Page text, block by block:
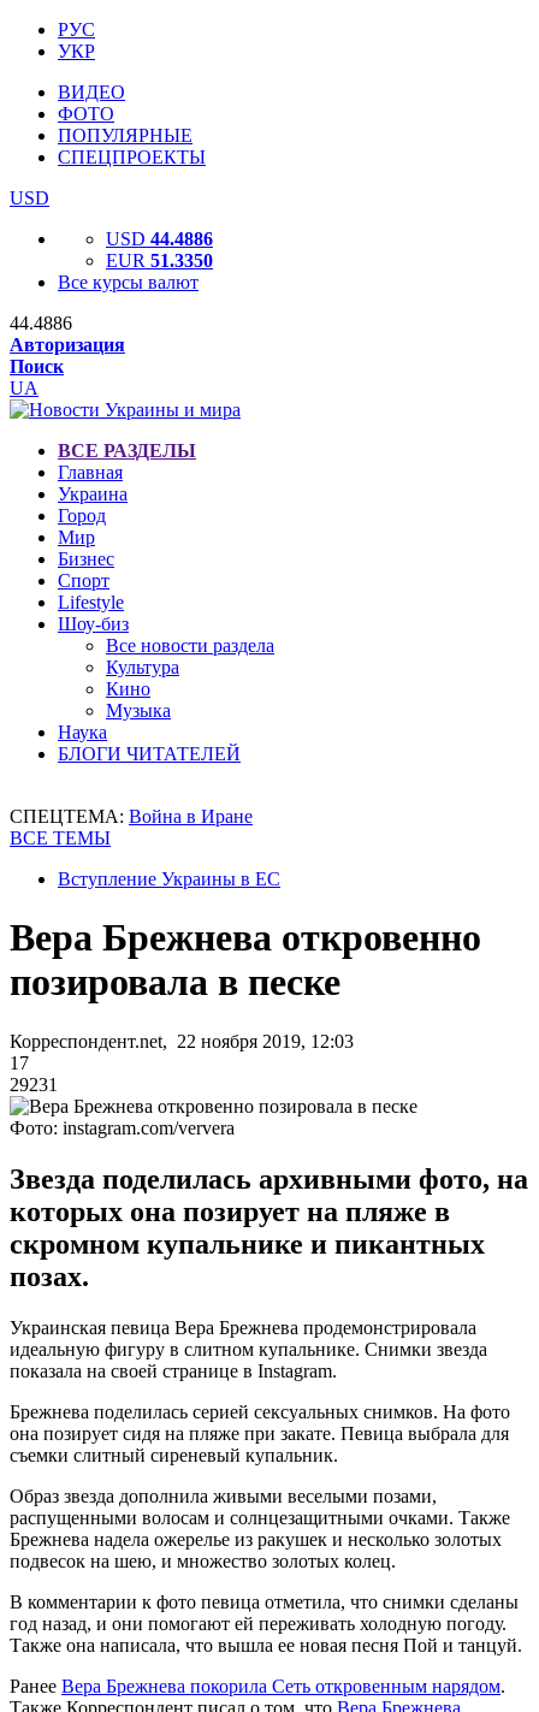
РУС
УКР
ВИДЕО
ФОТО
ПОПУЛЯРНЫЕ
СПЕЦПРОЕКТЫ
USD
USD 44.4886
EUR 51.3350
Все курсы валют
44.4886
Авторизация
Поиск
UA
ВСЕ РАЗДЕЛЫ
Главная
Украина
Город
Мир
Бизнес
Спорт
Lifestyle
Шоу-биз
Все новости раздела
Культура
Кино
Музыка
Наука
БЛОГИ ЧИТАТЕЛЕЙ
СПЕЦТЕМА: Война в Иране
ВСЕ ТЕМЫ
Вступление Украины в ЕС
Вера Брежнева откровенно
позировала в песке
Корреспондент.net, 22 ноября 2019, 12:03
17
29231
Фото: instagram.com/ververa
Звезда поделилась архивными фото, на
которых она позирует на пляже в
скромном купальнике и пикантных
позах.
Украинская певица Вера Брежнева продемонстрировала
идеальную фигуру в слитном купальнике. Снимки звезда
показала на своей странице в Instagram.
Брежнева поделилась серией сексуальных снимков. На фото
она позирует сидя на пляже при закате. Певица выбрала для
съемки слитный сиреневый купальник.
Образ звезда дополнила живыми веселыми позами,
распущенными волосам и солнцезащитными очками. Также
Брежнева надела ожерелье из ракушек и несколько золотых
подвесок на шею, и множество золотых колец.
В комментарии к фото певица отметила, что снимки сделаны
год назад, и они помогают ей переживать холодную погоду.
Также она написала, что вышла ее новая песня Пой и танцуй.
Ранее Вера Брежнева покорила Сеть откровенным нарядом.
Также Корреспондент писал о том, что Вера Брежнева